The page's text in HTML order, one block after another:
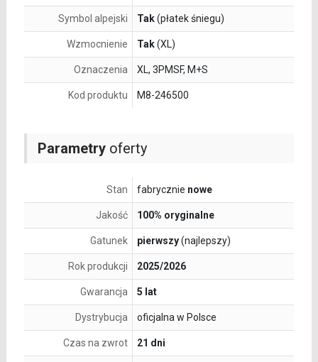
Parametryoferty
Stan fabrycznie nowe
Jakość 100% oryginalne
Gatunek pierwszy(najlepszy)
Rok produkcji 2025/2026
Gwarancja 5 lat
Dystrybucja oficjalna w Polsce
Czas na zwrot 21 dni
Symbol alpejski Tak(płatek śniegu)
Wzmocnienie Tak(XL)
Oznaczenia XL, 3PMSF, M+S
Kod produktu M8-246500